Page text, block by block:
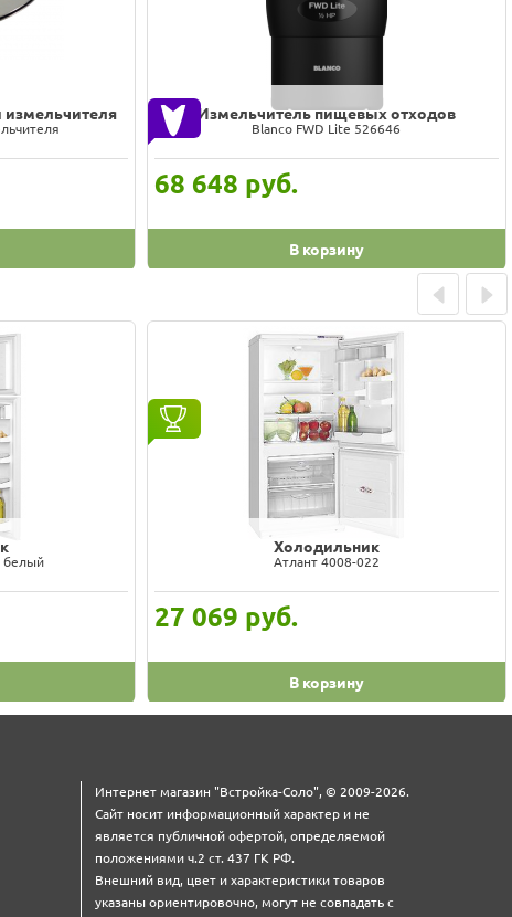
измельчителя Измельчитель пищевых отходов
Blanco FWD Lite 526646
68 648 руб.
В корзину
белый
Холодильник
Атлант 4008-022
27 069 руб.
В корзину
Prev Next
Интернет магазин "Встройка-Соло", © 2009-2026.
Сайт носит информационный характер и не
является публичной офертой, определяемой
положениями ч.2 ст. 437 ГК РФ.
Внешний вид, цвет и характеристики товаров
указаны ориентировочно, могут не совпадать с